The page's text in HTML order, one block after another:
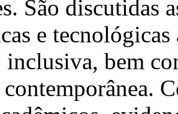
São discutidas
e
inclusiva, bem